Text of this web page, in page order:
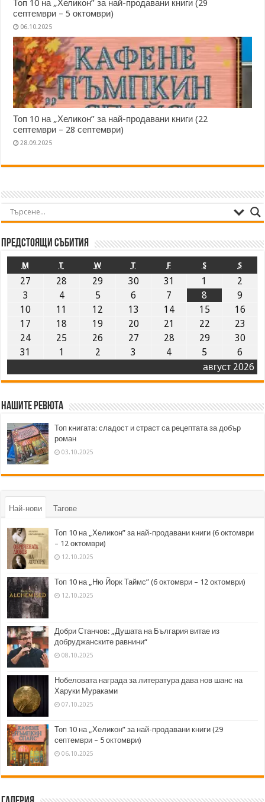
Топ 10 на „Хеликон” за най-продавани книги (29
септември – 5 октомври)
06.10.2025
Топ 10 на „Хеликон” за най-продавани книги (22
септември – 28 септември)
28.09.2025
Предстоящи събития
август 2026
M T W T F S S
27 28 29 30 31 1
2
3
4 5 6 7 8
9
10
11 12 13 14 15
16
17
18 19 20 21 22
23
24
25 26 27 28 29
30
31
1 2 3 4 5 6
Нашите ревюта
Топ книгата: сладост и страст са рецептата за добър
роман
03.10.2025
Най-нови Тагове
Топ 10 на „Хеликон” за най-продавани книги (6 октомври
– 12 октомври)
12.10.2025
Топ 10 на „Ню Йорк Таймс” (6 октомври – 12 октомври)
12.10.2025
Добри Станчов: „Душата на България витае из
добруджанските равнини“
08.10.2025
Нобеловата награда за литература дава нов шанс на
Харуки Мураками
07.10.2025
Топ 10 на „Хеликон” за най-продавани книги (29
септември – 5 октомври)
06.10.2025